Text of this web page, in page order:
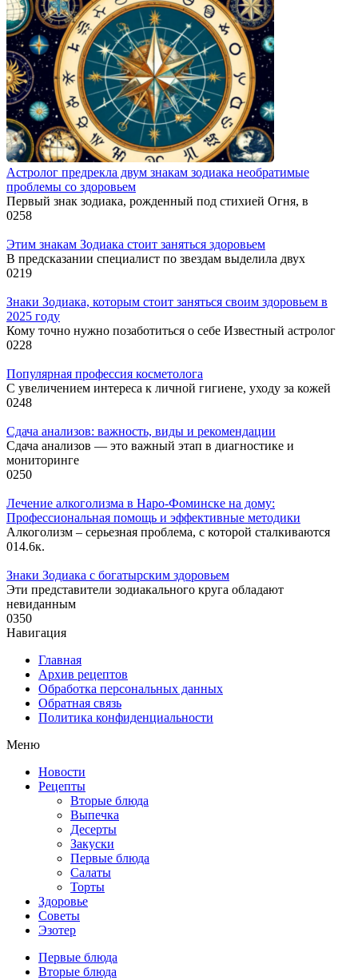
Астролог предрекла двум знакам зодиака необратимые
проблемы со здоровьем
Первый знак зодиака, рожденный под стихией Огня, в
0258
Этим знакам Зодиака стоит заняться здоровьем
В предсказании специалист по звездам выделила двух
0219
Знаки Зодиака, которым стоит заняться своим здоровьем в
2025 году
Кому точно нужно позаботиться о себе Известный астролог
0228
Популярная профессия косметолога
С увеличением интереса к личной гигиене, уходу за кожей
0248
Сдача анализов: важность, виды и рекомендации
Сдача анализов — это важный этап в диагностике и
мониторинге
0250
Лечение алкоголизма в Наро-Фоминске на дому:
Профессиональная помощь и эффективные методики
Алкоголизм – серьезная проблема, с которой сталкиваются
014.6к.
Знаки Зодиака с богатырским здоровьем
Эти представители зодиакального круга обладают
невиданным
0350
Навигация
Главная
Архив рецептов
Обработка персональных данных
Обратная связь
Политика конфиденциальности
Меню
Новости
Рецепты
Вторые блюда
Выпечка
Десерты
Закуски
Первые блюда
Салаты
Торты
Здоровье
Советы
Эзотер
Первые блюда
Вторые блюда